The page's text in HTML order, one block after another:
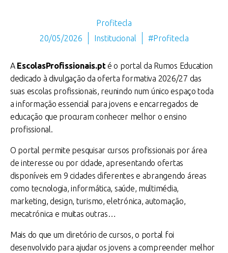
Profitecla
20/05/2026
Institucional #Profitecla
A EscolasProfissionais.pté o portal da Rumos Education
dedicado à divulgação da oferta formativa 2026/27 das
suas escolas profissionais, reunindo num único espaço toda
a informação essencial para jovens e encarregados de
educação que procuram conhecer melhor o ensino
profissional.
O portal permite pesquisar cursos profissionais por área
de interesse ou por cidade, apresentando ofertas
disponíveis em 9 cidades diferentes e abrangendo áreas
como tecnologia, informática, saúde, multimédia,
marketing, design, turismo, eletrónica, automação,
mecatrónica e muitas outras…
Mais do que um diretório de cursos, o portal foi
desenvolvido para ajudar os jovens a compreender melhor